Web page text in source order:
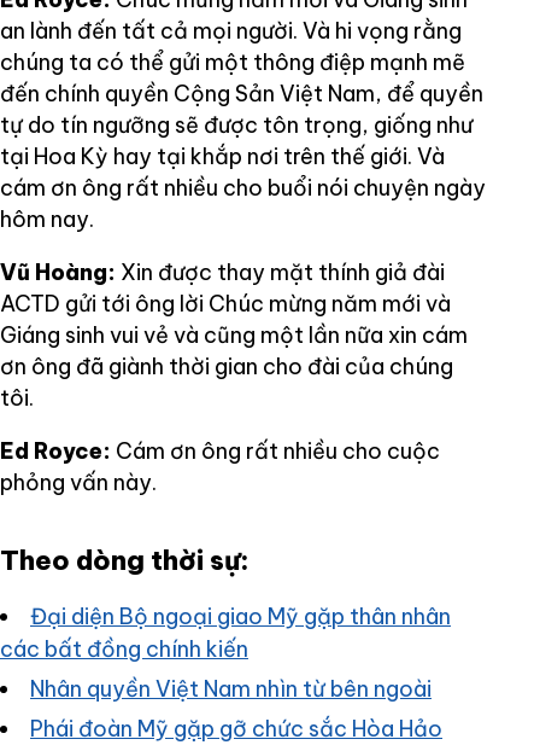
an lành đến tất cả mọi người. Và hi vọng rằng
chúng ta có thể gửi một thông điệp mạnh mẽ
đến chính quyền Cộng Sản Việt Nam, để quyền
tự do tín ngưỡng sẽ được tôn trọng, giống như
tại Hoa Kỳ hay tại khắp nơi trên thế giới. Và
cám ơn ông rất nhiều cho buổi nói chuyện ngày
hôm nay.
Vũ Hoàng: Xin được thay mặt thính giả đài
ACTD gửi tới ông lời Chúc mừng năm mới và
Giáng sinh vui vẻ và cũng một lần nữa xin cám
ơn ông đã giành thời gian cho đài của chúng
tôi.
Ed Royce: Cám ơn ông rất nhiều cho cuộc
phỏng vấn này.
Theo dòng thời sự:
Đại diện Bộ ngoại giao Mỹ gặp thân nhân
các bất đồng chính kiến
Nhân quyền Việt Nam nhìn từ bên ngoài
Phái đoàn Mỹ gặp gỡ chức sắc Hòa Hảo